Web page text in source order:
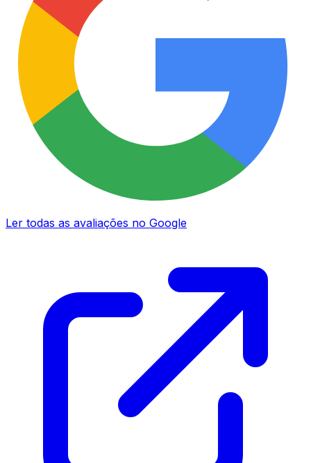
Ler todas as avaliações no Google